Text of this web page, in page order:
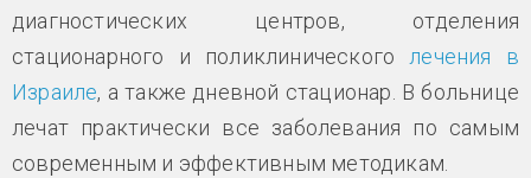
диагностических центров, отделения
стационарного и поликлиническоголечения в
Израиле, а также дневной стационар. В больнице
лечат практически все заболевания по самым
современным и эффективным методикам.